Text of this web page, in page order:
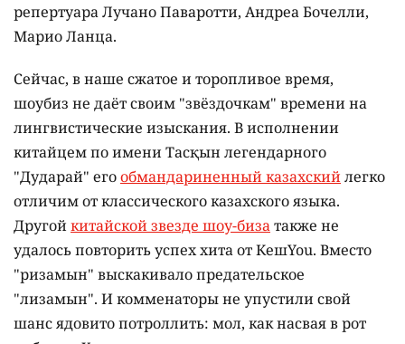
репертуара Лучано Паваротти, Андреа Бочелли,
Марио Ланца.
Сейчас, в наше сжатое и торопливое время,
шоубиз не даёт своим "звёздочкам" времени на
лингвистические изыскания. В исполнении
китайцем по имени Тасқын легендарного
"Дударай" егообмандариненный казахскийлегко
отличим от классического казахского языка.
Другойкитайской звезде шоу-бизатакже не
удалось повторить успех хита от КешYou. Вместо
"ризамын" выскакивало предательское
"лизамын". И комменаторы не упустили свой
шанс ядовито потроллить: мол, как насвая в рот